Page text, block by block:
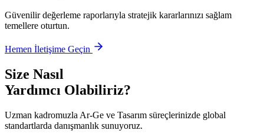
Güvenilir değerleme raporlarıyla stratejik kararlarınızı sağlam
temellere oturtun.
Hemen İletişime Geçin
Size Nasıl
Yardımcı Olabiliriz?
Uzman kadromuzla Ar-Ge ve Tasarım süreçlerinizde global
standartlarda danışmanlık sunuyoruz.